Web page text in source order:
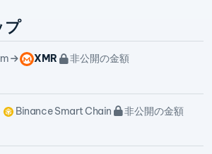
プ
XMR 非公開の金額
Binance Smart Chain 非公開の金額